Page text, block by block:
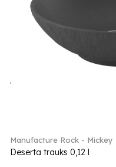
Manufacture Rock - Mickey
Deserta trauks 0,12 l